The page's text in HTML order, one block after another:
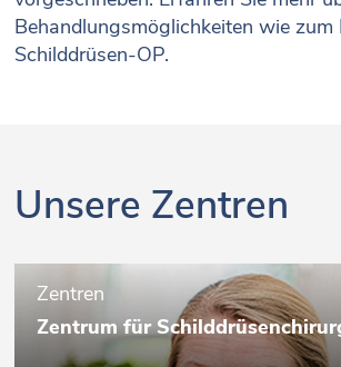
Behandlungsmöglichkeiten wie zum
Schilddrüsen-OP.
Unsere Zentren
Zentren
Zentrum für